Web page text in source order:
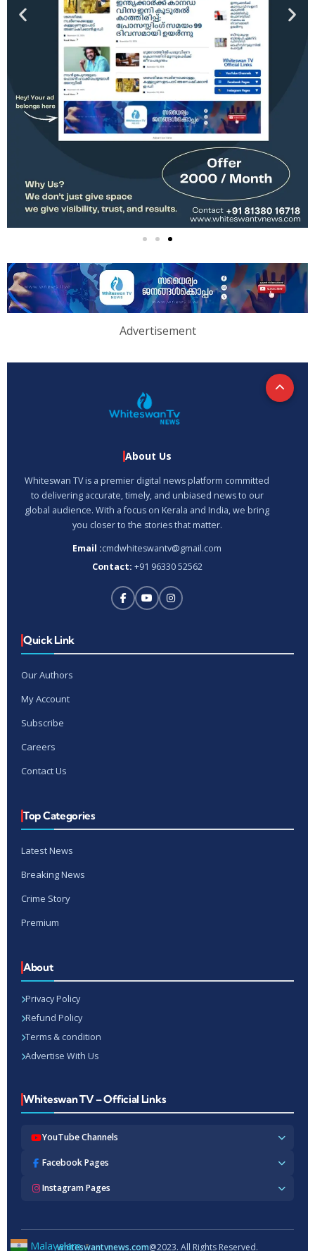
Advertisement
About Us
Whiteswan TV is a premier digital news platform committed
to delivering accurate, timely, and unbiased news to our
global audience. With a focus on Kerala and India, we bring
you closer to the stories that matter.
Email :cmdwhiteswantv@gmail.com
Contact: +91 96330 52562
Quick Link
Our Authors
My Account
Subscribe
Careers
Contact Us
Top Categories
Latest News
Breaking News
Crime Story
Premium
About
Privacy Policy
Refund Policy
Terms & condition
Advertise With Us
Whiteswan TV – Official Links
YouTube Channels
Whiteswan TV News
Whiteswan Kerala
Whiteswan Hindi
Facebook Pages
Whiteswan TV News
Whiteswan TV Malayalam
Instagram Pages
Whiteswan Entertainments
whiteswantvnews.com@2023. All Rights Reserved.
Malayalam ▼